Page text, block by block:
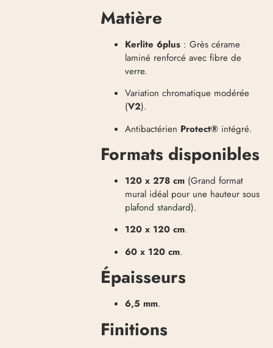
Matière
Kerlite 6plus : Grès cérame
laminé renforcé avec fibre de
verre.
Variation chromatique modérée
(V2).
Antibactérien Protect® intégré.
Formats disponibles
120 x 278 cm (Grand format
mural idéal pour une hauteur sous
plafond standard).
120 x 120 cm.
60 x 120 cm.
Épaisseurs
6,5 mm.
Finitions